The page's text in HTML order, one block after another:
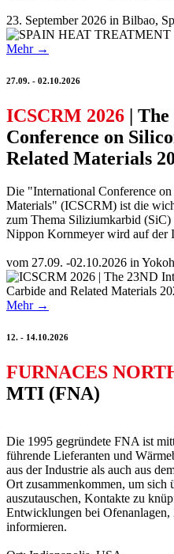
23. September 2026 in Bilbao,
Mehr →
27.09. - 02.10.2026
ICSCRM 2026 |
Conference on
Related Materials
Die "International Conference
Materials" (ICSCRM) ist die
zum Thema Siliziumkarbid
Nippon Kornmeyer wird auf der
vom 27.09. -02.10.2026 in
Mehr →
12. - 14.10.2026
FURNACES
MTI (FNA)
Die 1995 gegründete FNA ist
führende Lieferanten und
aus der Industrie als auch aus
Ort zusammenkommen, um sich
auszutauschen, Kontakte zu
Entwicklungen bei
informieren.